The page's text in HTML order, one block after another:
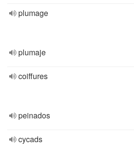
plumage
plumaje
coiffures
peinados
cycads